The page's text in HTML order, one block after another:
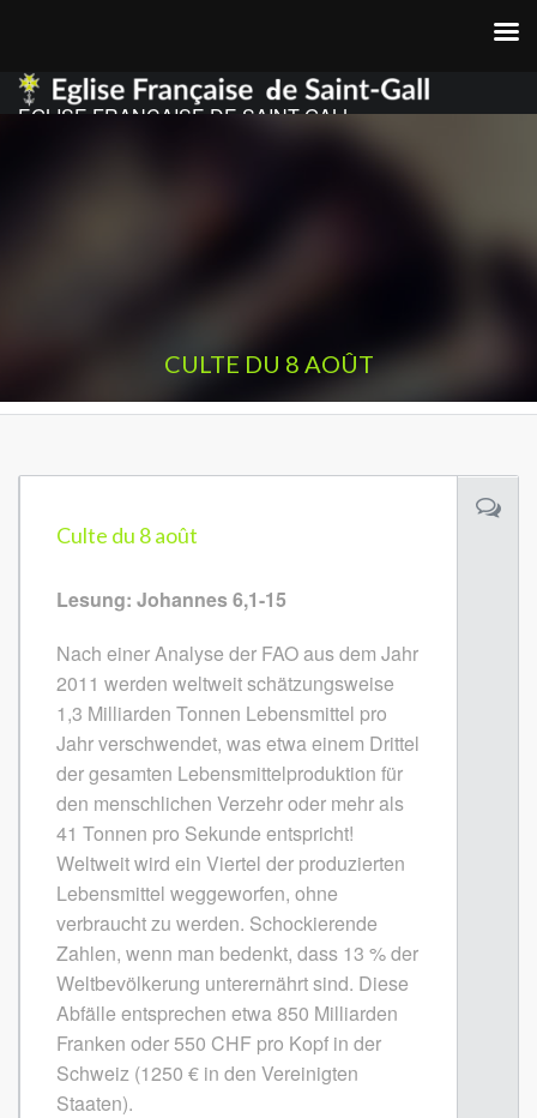
EGLISE FRANCAISE DE SAINT GALL
CULTE DU 8 AOÛT
Culte du 8 août
Lesung: Johannes 6,1-15
Nach einer Analyse der FAO aus dem Jahr
2011 werden weltweit schätzungsweise
1,3 Milliarden Tonnen Lebensmittel pro
Jahr verschwendet, was etwa einem Drittel
der gesamten Lebensmittelproduktion für
den menschlichen Verzehr oder mehr als
41 Tonnen pro Sekunde entspricht!
Weltweit wird ein Viertel der produzierten
Lebensmittel weggeworfen, ohne
verbraucht zu werden. Schockierende
Zahlen, wenn man bedenkt, dass 13 % der
Weltbevölkerung unterernährt sind. Diese
Abfälle entsprechen etwa 850 Milliarden
Franken oder 550 CHF pro Kopf in der
Schweiz (1250 € in den Vereinigten
Staaten).